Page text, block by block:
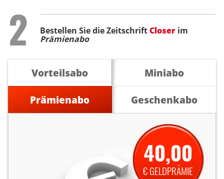
Step
2 Bestellen Sie die ZeitschriftCloser im
Prämienabo
Vorteilsabo
Miniabo
Prämienabo
Geschenkabo
40,00
€ GELDPRÄMIE